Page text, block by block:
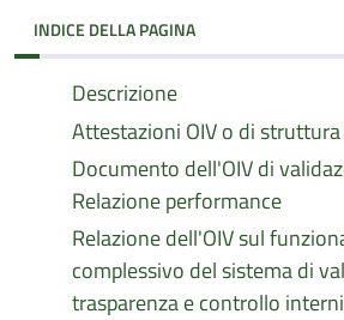
INDICE DELLA PAGINA
Descrizione
Attestazioni OIV o di
Documento dell'OIV di
Relazione performance
Relazione dell'OIV sul
complessivo del sistema di
trasparenza e controllo interni